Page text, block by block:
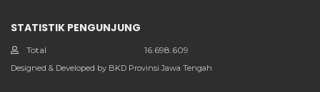
STATISTIK PENGUNJUNG
Total 16.698.609
Designed & Developed by BKD Provinsi Jawa Tengah